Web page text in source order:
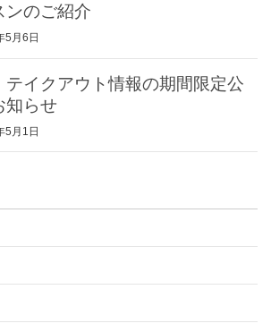
ンのご紹介
5月6日
テイクアウト情報の期間限定公
知らせ
5月1日